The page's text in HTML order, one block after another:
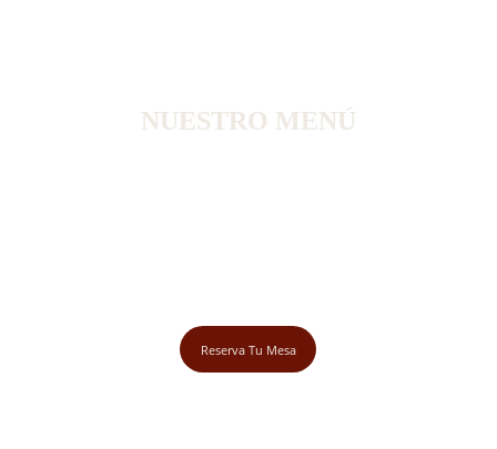
Reserva Tu Mesa
NUESTRO MENÚ